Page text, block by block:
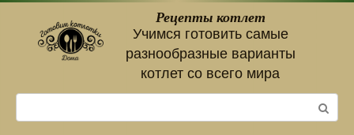
контенту
Рецепты котлет
Учимся готовить самые
разнообразные варианты
котлет со всего мира